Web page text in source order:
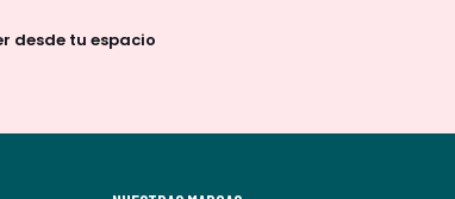
desde tu espacio